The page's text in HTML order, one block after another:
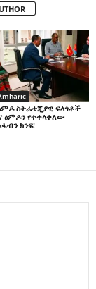
ስትራቴጂያዊ ፍላጎቶች
ፅምዶን የተቀላቀለው
ክንፍ!